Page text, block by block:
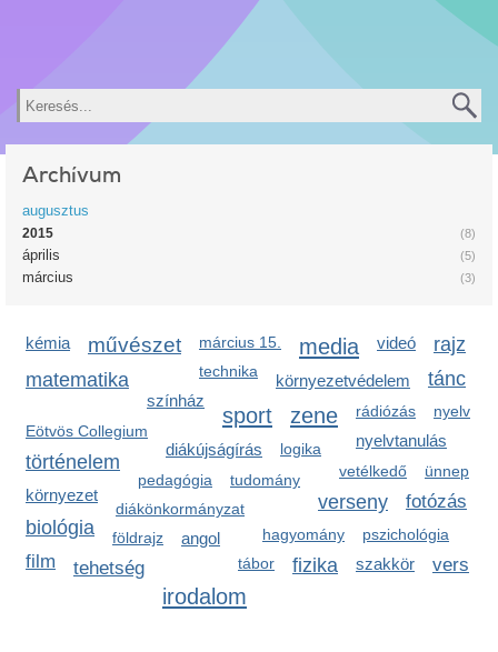
Keresés
Archívum
augusztus
(8)
2015
(5)
április
(3)
március
kémia művészet március 15. media videó
matematika technika
környezetvédelem
színház
sport zene
Eötvös Collegium
rádiózás
nyelvtanulás
rajz
tánc
diákújságírás logika
történelem vetélkedő
pedagógia tudomány
környezet verseny
nyelv
fotózás
diákönkormányzat
biológia hagyomány pszichológia
földrajz angol
ünnep
film tábor fizika szakkör
tehetség
irodalom
vers